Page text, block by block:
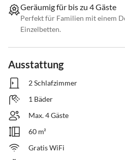
Geräumig für bis zu 4 Gäste
Perfekt für Familien mit einem
Einzelbetten.
Ausstattung
2 Schlafzimmer
1 Bäder
Max. 4 Gäste
60 m²
Gratis WiFi